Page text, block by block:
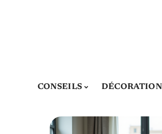
CONSEILS DÉCORATION